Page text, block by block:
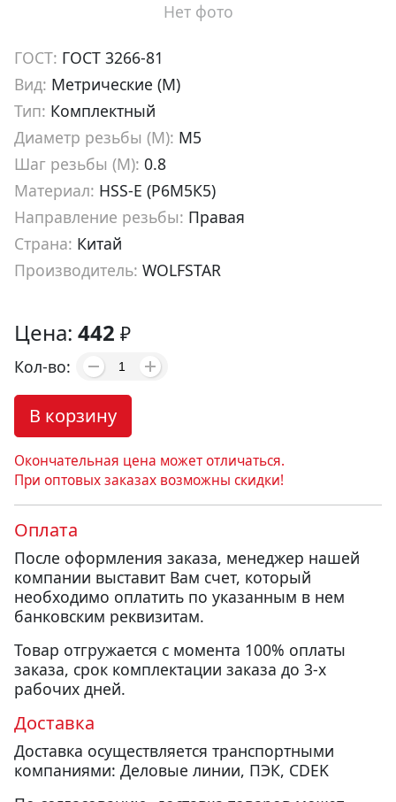
Нет фото
ГОСТ: ГОСТ 3266-81
Вид: Метрические (М)
Тип: Комплектный
Диаметр резьбы (М): М5
Шаг резьбы (М): 0.8
Материал: HSS-E (Р6М5К5)
Направление резьбы: Правая
Страна: Китай
Производитель: WOLFSTAR
Цена: 442 ₽
Кол-во:
В корзину
Окончательная цена может отличаться.
При оптовых заказах возможны скидки!
Оплата
После оформления заказа, менеджер нашей
компании выставит Вам счет, который
необходимо оплатить по указанным в нем
банковским реквизитам.
Товар отгружается с момента 100% оплаты
заказа, срок комплектации заказа до 3-х
рабочих дней.
Доставка
Доставка осуществляется транспортными
компаниями: Деловые линии, ПЭК, CDEK